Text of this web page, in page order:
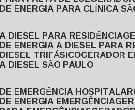
DE ENERGIA PARA CLÍNICA
A DIESEL PARA RESIDÊNCIA
DE ENERGIA A DIESEL PARA
DIESEL TRIFÁSICO GERADOR
A DIESEL SÃO PAULO
DE EMERGÊNCIA HOSPITALAR
DE ENERGIA EMERGÊNCIA